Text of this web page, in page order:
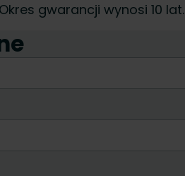
gwarancji wynosi 10 lat.